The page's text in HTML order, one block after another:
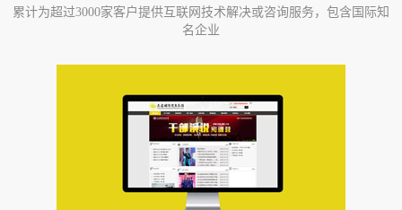
累计为超过3000家客户提供互联网技术解决或咨询服务，包含国际知
名企业